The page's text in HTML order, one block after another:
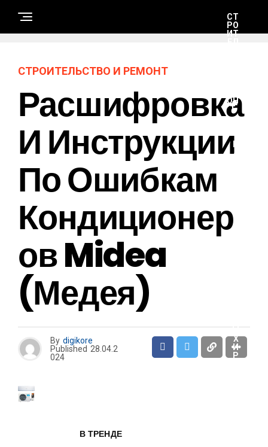
СТ
РО
ИТ
ОН
Т
А
Н
Ы
Х
И
Р
СТРОИТЕЛЬСТВО И РЕМОНТ
Расшифровка
И Инструкции
По Ошибкам
Кондиционер
Ов Midea
(Медея)
By digikore
Published 28.04.2
024
В ТРЕНДЕ